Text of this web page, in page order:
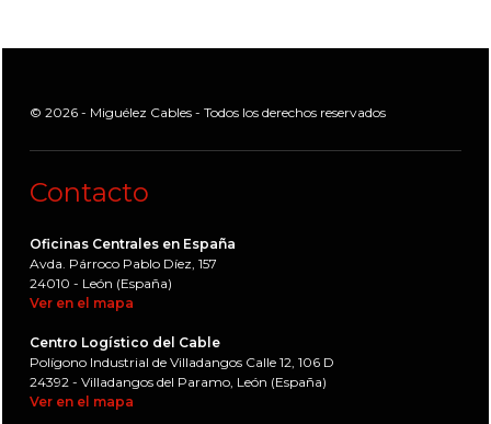
© 2026 - Miguélez Cables - Todos los derechos reservados
Contacto
Oficinas Centrales en España
Avda. Párroco Pablo Díez, 157
24010 - León (España)
Ver en el mapa
Centro Logístico del Cable
Polígono Industrial de Villadangos Calle 12, 106 D
24392 - Villadangos del Paramo, León (España)
Ver en el mapa